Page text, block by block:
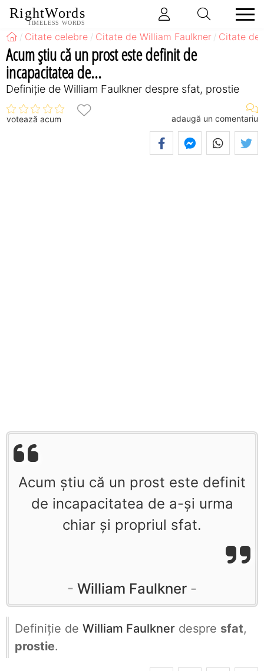
RightWords
TIMELESS WORDS
Citate celebre Citate de William Faulkner Citate de
Acum ştiu că un prost este definit de
incapacitatea de...
Definiţie de William Faulkner despre sfat, prostie
votează acum adaugă un comentariu
Acum ştiu că un prost este definit
de incapacitatea de a-şi urma
chiar şi propriul sfat.
William Faulkner
Definiţie de William Faulkner despre sfat,
prostie.